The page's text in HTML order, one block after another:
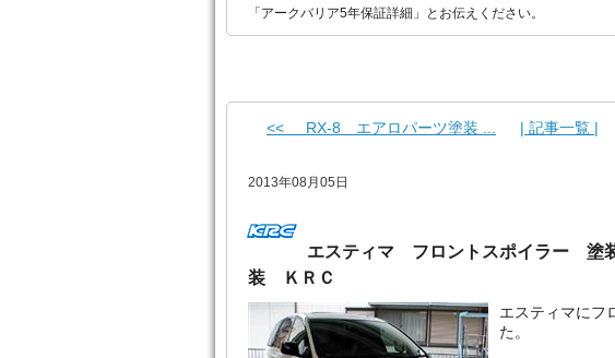
「アークバリア5年保証詳細」とお伝えください。
<< RX-8 エアロパーツ塗装 ... | 記事一覧 |
2013年08月05日
エスティマ フロントスポイラー
装 ＫＲＣ
エスティマにフ
た。